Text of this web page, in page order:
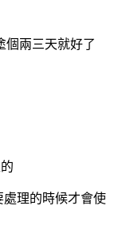
個兩三天就好了
理的時候才會使